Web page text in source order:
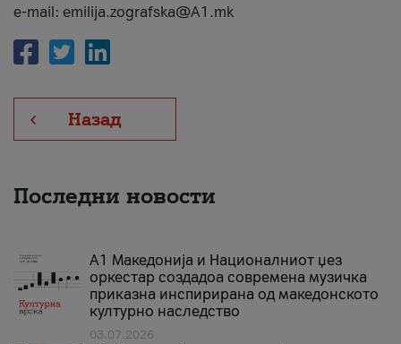
e-mail: emilija.zografska@A1.mk
Назад
Последни новости
А1 Македонија и Националниот џез
оркестар создадоа современа музичка
приказна инспирирана од македонското
културно наследство
03.07.2026